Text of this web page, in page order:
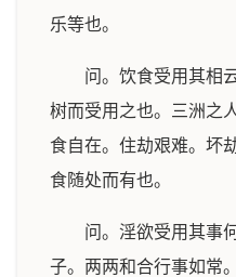
乐等也。
问。饮食受用其相
树而受用之也。三洲之
食自在。住劫艰难。坏
食随处而有也。
问。淫欲受用其事
子。两两和合行事如常